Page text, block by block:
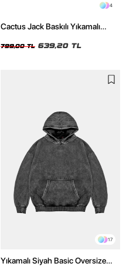
4
Cactus Jack Baskılı Yıkamalı
799,00 TL 639,20 TL
17
Yıkamalı Siyah Basic Oversize